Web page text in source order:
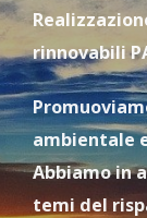
rinnovabili
ambientale
Abbiamo in
temi del